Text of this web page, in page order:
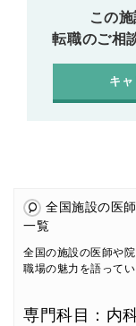
この
転職のご相
キ
全国施設の医
一覧
全国の施設の医師や
職場の魅力を語ってい
専門科目：内